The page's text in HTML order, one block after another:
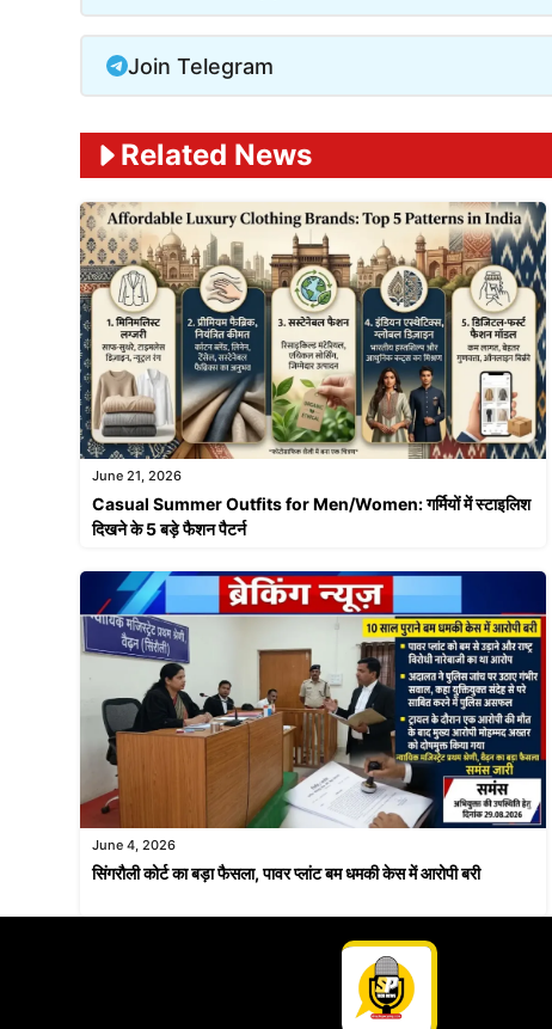
Join Telegram
Related News
June 21, 2026
Casual Summer Outfits for Men/Women: गर्मियों में स्टाइलिश
दिखने के 5 बड़े फैशन पैटर्न
June 4, 2026
सिंगरौली कोर्ट का बड़ा फैसला, पावर प्लांट बम धमकी केस में आरोपी बरी